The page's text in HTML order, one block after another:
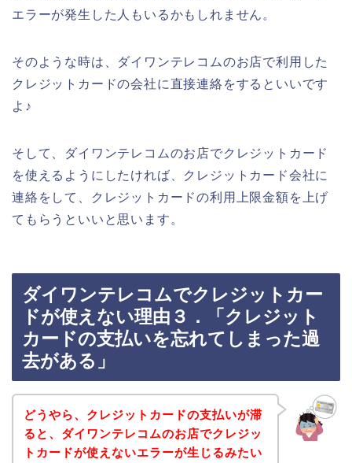
エラーが発生した人もいるかもしれません。
そのような時は、ダイワンテレコムのお店で利用した
クレジットカードの会社に直接連絡をするといいです
よ♪
そして、ダイワンテレコムのお店でクレジットカード
を使えるようにしたければ、クレジットカード会社に
連絡をして、クレジットカードの利用上限金額を上げ
てもらうといいと思います。
ダイワンテレコムでクレジットカー
ドが使えない理由３．「クレジット
カードの支払いを忘れてしまった過
去がある」
どうやら、クレジットカードの支払いが滞
ると、ダイワンテレコムのお店でクレジッ
トカードが使えないエラーが生じるみたい